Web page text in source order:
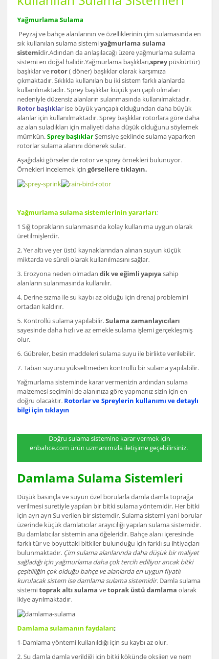
Yağmurlama Sulama
Peyzaj ve bahçe alanlarının ve özelliklerinin çim sulamasında en
sık kullanılan sulama sistemiyağmurlama sulama
sistemidir.Adından da anlaşılacağı üzere yağmurlama sulama
sistemi en doğal halidir.Yağmurlama başlıkları,spreypüskürtür)
başlıklar ve rotor( döner) başlıklar olarak karşımıza
çıkmaktadır. Sıklıkla kullanılan bu iki sistem farklı alanlarda
kullanılmaktadır. Sprey başlıklar küçük yarı çaplı olmaları
nedeniyle düzensiz alanların sulanmasında kullanılmaktadır.
Rotor başlıklar ise büyük yarıçaplı olduğundan daha büyük
alanlar için kullanılmaktadır. Sprey başlıklar rotorlara göre daha
az alan suladıkları için maliyeti daha düşük olduğunu söylemek
mümkün.Sprey başlıklarŞemsiye şeklinde sulama yaparken
rotorlar sulama alanını dönerek sular.
Aşağıdaki görseler de rotor ve sprey örnekleri bulunuyor.
Örnekleri incelemek için görsellere tıklayın.
Yağmurlama sulama sistemlerinin yararları;
1 Sığ toprakların sulanmasında kolay kullanıma uygun olarak
üretilmişlerdir.
2. Yer altı ve yer üstü kaynaklarından alınan suyun küçük
miktarda ve süreli olarak kullanılmasını sağlar.
3. Erozyona neden olmadan dik ve eğimli yapıya sahip
alanların sulanmasında kullanılır.
4. Derine sızma ile su kaybı az olduğu için drenaj problemini
ortadan kaldırır.
5. Kontrollü sulama yapılabilir.Sulama zamanlayıcıları
sayesinde daha hızlı ve az emekle sulama işlemi gerçekleşmiş
olur.
6. Gübreler, besin maddeleri sulama suyu ile birlikte verilebilir.
7. Taban suyunu yükseltmeden kontrollü bir sulama yapılabilir.
Yağmurlama sisteminde karar vermenizin ardından sulama
malzemesi seçimini de alanınıza göre yapmanız sizin için en
doğru olacaktır. Rotorlar ve Spreylerin kullanımı ve detaylı
bilgi için tıklayın
Doğru sulama sistemine karar vermek için
enbahce.com ürün uzmanımızla iletişime geçebilirsiniz.
Damlama Sulama Sistemleri
Düşük basınçla ve suyun özel borularla damla damla toprağa
verilmesi suretiyle yapılan bir bitki sulama yöntemidir. Her bitki
için ayrı ayrı Su verilen bir sistemdir. Sulama sistemi yani borular
üzerinde küçük damlatıcılar arayıcılığı yapılan sulama sistemidir.
Bu damlatıcılar sistemin ana öğeleridir. Bahçe alanı içeresinde
farklı tür ve boyuttaki bitkiler bulunduğu için farklı su ihtiyaçları
bulunmaktadır. Çim sulama alanlarında daha düşük bir maliyet
sağladığı için yağmurlama daha çok tercih ediliyor ancak bitki
çeşitliliğin çok olduğu bahçe ve alanlarda en uygun fiyatlı
kurulacak sistem ise damlama sulama sistemidir. Damla sulama
sistemitoprak altı sulama vetoprak üstü damlama olarak
ikiye ayrılmaktadır.
Damlama sulamanın faydaları;
1-Damlama yöntemi kullanıldığı için su kaybı az olur.
2. Su damla damla verildiği için bitki kökünde oksijen ve nem